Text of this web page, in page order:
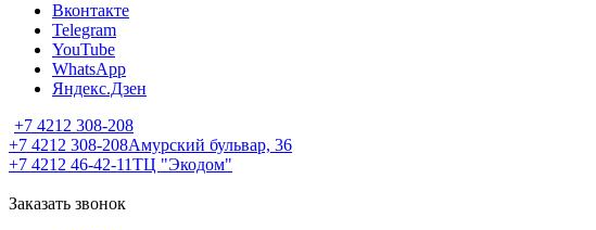
Вконтакте
Telegram
YouTube
WhatsApp
Яндекс.Дзен
+7 4212 308-208
+7 4212 308-208Амурский бульвар, 36
+7 4212 46-42-11ТЦ "Экодом"
Заказать звонок